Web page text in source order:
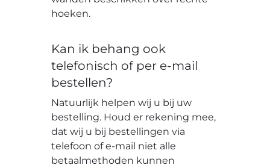
hoeken.
Kan ik behang ook
telefonisch of per e-mail
bestellen?
Natuurlijk helpen wij u bij uw
bestelling. Houd er rekening mee,
dat wij u bij bestellingen via
telefoon of e-mail niet alle
betaalmethoden kunnen